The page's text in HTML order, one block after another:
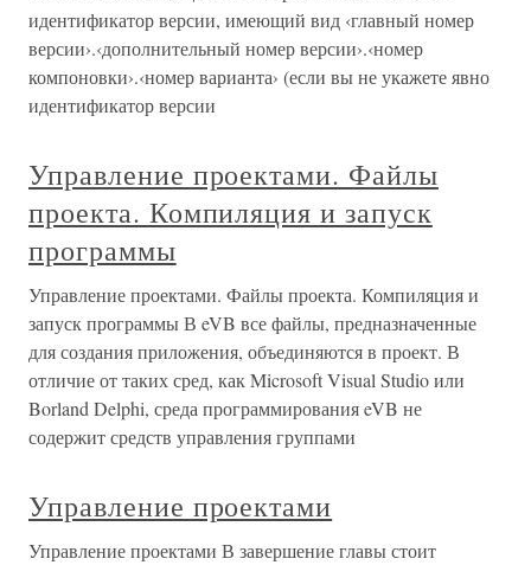
идентификатор версии, имеющий вид ‹главный номер
версии›.‹дополнительный номер версии›.‹номер
компоновки›.‹номер варианта› (если вы не укажете явно
идентификатор версии
Управление проектами. Файлы
проекта. Компиляция и запуск
программы
Управление проектами. Файлы проекта. Компиляция и
запуск программы В eVB все файлы, предназначенные
для создания приложения, объединяются в проект. В
отличие от таких сред, как Microsoft Visual Studio или
Borland Delphi, среда программирования eVB не
содержит средств управления группами
Управление проектами
Управление проектами В завершение главы стоит